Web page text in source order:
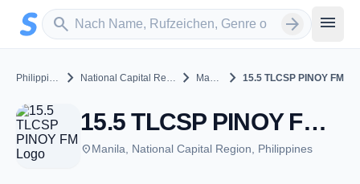
Zum Hauptinhalt springen
search
Sender suchen arrow_forward menu
Philippines chevron_right National Capital Region chevron_right Manila chevron_right 15.5 TLCSP PINOY FM
15.5 TLCSP PINOY FM - Manila
placeManila, National Capital Region, Philippines